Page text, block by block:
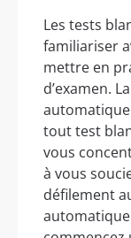
Les tests
familiariser
mettre en
d’examen.
tout test
vous
à vous
défilement